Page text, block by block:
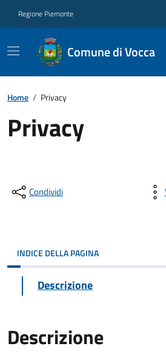
Regione Piemonte
Comune di Vocca
Home / Privacy
Privacy
Condividi
INDICE DELLA PAGINA
Descrizione
Descrizione